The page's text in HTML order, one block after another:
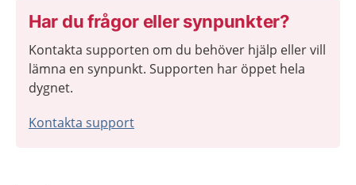
Har du frågor eller synpunkter?
Kontakta supporten om du behöver hjälp eller vill
lämna en synpunkt. Supporten har öppet hela
dygnet.
Kontakta support